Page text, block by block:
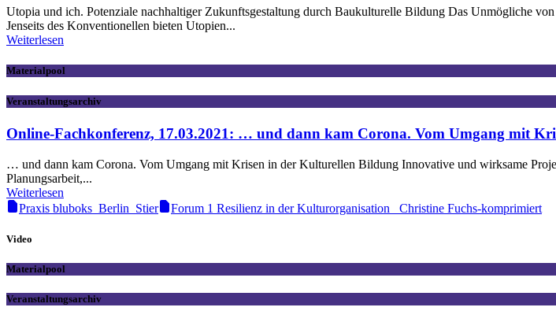
Utopia und ich. Potenziale nachhaltiger Zukunftsgestaltung durch Baukulturelle Bildung Das Unmögliche
Jenseits des Konventionellen bieten Utopien...
Weiterlesen
Materialpool
Veranstaltungsarchiv
Online-Fachkonferenz, 17.03.2021: … und dann kam Corona. Vom Umgang mit
… und dann kam Corona. Vom Umgang mit Krisen in der Kulturellen Bildung Innovative und wirksame
Planungsarbeit,...
Weiterlesen
Praxis bluboks_Berlin_Stier
Forum 1 Resilienz in der Kulturorganisation _Christine Fuchs-komprimiert
Video
Materialpool
Veranstaltungsarchiv